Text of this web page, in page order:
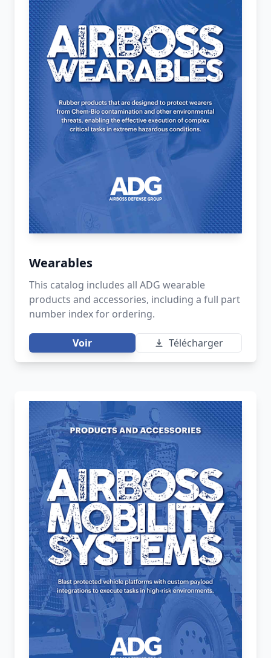
Wearables
This catalog includes all ADG wearable
products and accessories, including a full part
number index for ordering.
Voir Télécharger